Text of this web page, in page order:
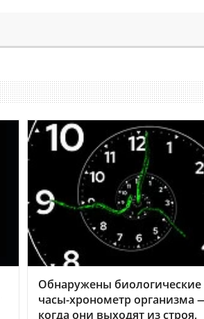
Обнаружены биологические
часы-хронометр организма
когда они выходят из строя,